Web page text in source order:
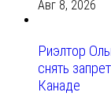
Авг 8, 2026
Риэлтор
снять
Канаде